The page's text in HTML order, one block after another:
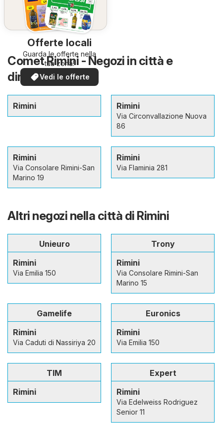
Offerte locali
Guarda le offerte nella
tua zona!
Vedi le offerte
Comet Rimini - Negozi in città e
dintorni
Rimini Rimini
Via Circonvallazione Nuova
86
Rimini
Via Consolare Rimini-San
Marino 19
Rimini
Via Flaminia 281
Altri negozi nella città di Rimini
Unieuro
Rimini
Via Emilia 150
Trony
Rimini
Via Consolare Rimini-San
Marino 15
Gamelife
Rimini
Via Caduti di Nassiriya 20
Euronics
Rimini
Via Emilia 150
TIM
Rimini
Expert
Rimini
Via Edelweiss Rodriguez
Senior 11